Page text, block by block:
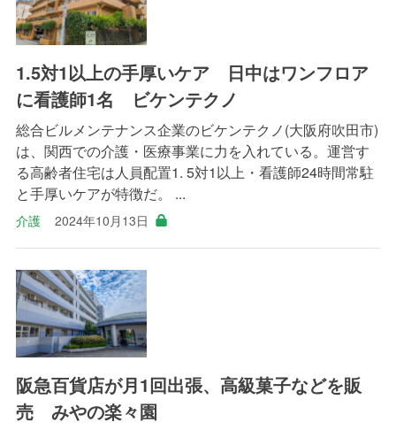
1.5対1以上の手厚いケア 日中はワンフロア
に看護師1名 ビケンテクノ
総合ビルメンテナンス企業のビケンテクノ(大阪府吹田市)
は、関西での介護・医療事業に力を入れている。運営す
る高齢者住宅は人員配置1. 5対1以上・看護師24時間常駐
と手厚いケアが特徴だ。 ...
介護 2024年10月13日
阪急百貨店が月1回出張、高級菓子などを販
売 みやの楽々園